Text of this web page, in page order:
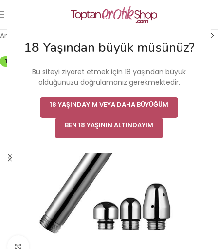
18 Yaşından büyük müsünüz?
Bu siteyi ziyaret etmek için 18 yaşından büyük
olduğunuzu doğrulamanız gerekmektedir.
18 YAŞINDAYIM VEYA DAHA BÜYÜĞÜM
BEN 18 YAŞININ ALTINDAYIM
Ana Sayfa
TÜKENDI